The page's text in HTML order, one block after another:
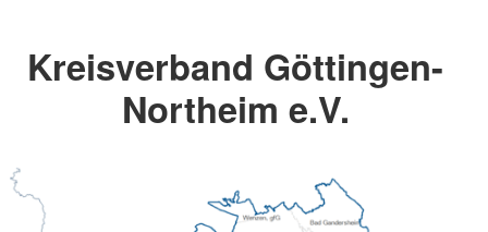
Kreisverband Göttingen-
Northeim e.V.